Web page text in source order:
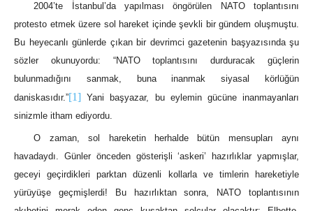
2004’te İstanbul’da yapılması öngörülen NATO toplantısını
protesto etmek üzere sol hareket içinde şevkli bir gündem oluşmuştu.
Bu heyecanlı günlerde çıkan bir devrimci gazetenin başyazısında şu
sözler okunuyordu: “NATO toplantısını durduracak güçlerin
bulunmadığını sanmak, buna inanmak siyasal körlüğün
daniskasıdır.”[1]
Yani başyazar, bu eylemin gücüne inanmayanları
sinizmle itham ediyordu.
O zaman, sol hareketin herhalde bütün mensupları aynı
havadaydı. Günler önceden gösterişli ‘askeri’ hazırlıklar yapmışlar,
geceyi geçirdikleri parktan düzenli kollarla ve timlerin hareketiyle
yürüyüşe geçmişlerdi! Bu hazırlıktan sonra, NATO toplantısının